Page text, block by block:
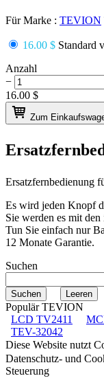
Für Marke : TEVION
16.00 $ Standard
Anzahl
−
16.00 $
Zum
Ersatzfernbedienung
Es wird jeden Knopf
Sie werden es mit
Tun Sie einfach nur
12 Monate Garantie.
Suchen
Populär TEVION
LCD TV2411
TEV-32042
Diese Website nutzt
Datenschutz- und
Steuerung